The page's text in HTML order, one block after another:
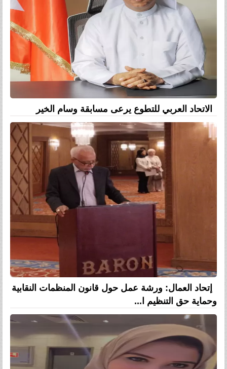
الاتحاد العربي للتطوع يرعى مسابقة وسام الخير
إتحاد العمال: ورشة عمل حول قانون المنظمات النقابية
وحماية حق التنظيم ا...